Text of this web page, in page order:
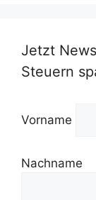
Jetzt
Steuern
Vorname
Nachname